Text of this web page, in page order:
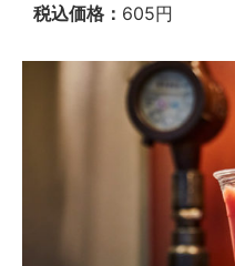
税込価格： 605円